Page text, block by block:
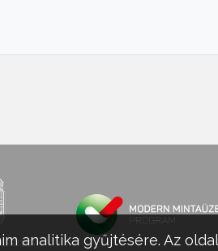
analitika gyűjtésére. Az oldal